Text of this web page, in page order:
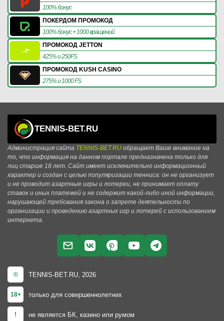
100% бонус
ПОКЕРДОМ ПРОМОКОД
100% бонус + 1000 вращений
ПРОМОКОД JETTON
425% и 250FS
ПРОМОКОД KUSH CASINO
275% и 1000 FS
TENNIS-BET.RU
Администрация сайта TENNIS-BET.RU обращает Ваше внимание на
то, что информация на данном портале предназначена только для
лиц старше 18 лет. Сайт имеет исключительно информационный
характер и создан с целью популяризации тенниса: он не организует
и не проводит азартные игры и лотереи, не принимает оплату
ставок и иных платежей и не содержит какой-либо иной информации,
нарушающей требования закона о запрете деятельности по
организации и проведению азартных игр и лотерей с использованием
интернета.
© TENNIS-BET.RU, 2026
18+ только для совершеннолетних
! не является БК, казино или румом